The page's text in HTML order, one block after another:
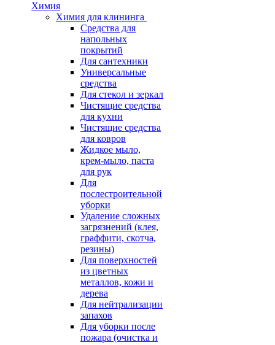
Химия
Химия для клининга
Средства для
напольных
покрытий
Для сантехники
Универсальные
средства
Для стекол и зеркал
Чистящие средства
для кухни
Чистящие средства
для ковров
Жидкое мыло,
крем-мыло, паста
для рук
Для
послестроительной
уборки
Удаление сложных
загрязнений (клея,
граффити, скотча,
резины)
Для поверхностей
из цветных
металлов, кожи и
дерева
Для нейтрализации
запахов
Для уборки после
пожара (очистка и